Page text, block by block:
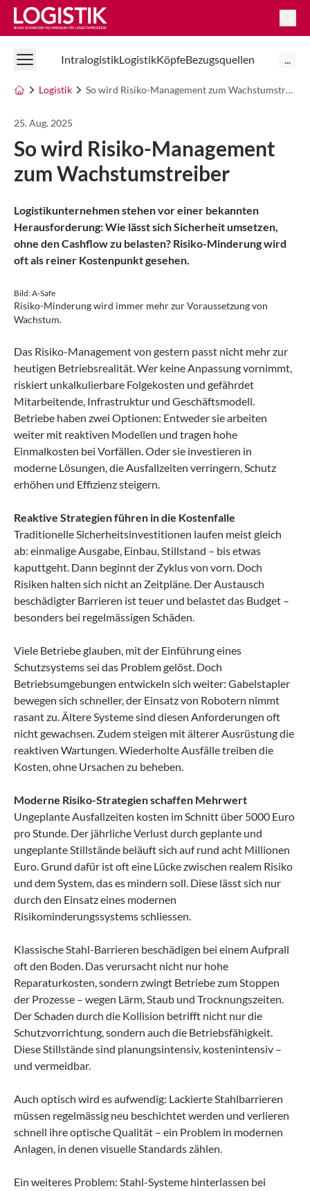
Logistik Online
IntralogistikLogistikKöpfeBezugsquellen ...
Logistik So wird Risiko-Management zum Wachstumstreiber
25. Aug. 2025
So wird Risiko-Management
zum Wachstumstreiber
Logistikunternehmen stehen vor einer bekannten
Herausforderung: Wie lässt sich Sicherheit umsetzen,
ohne den Cashflow zu belasten? Risiko-Minderung wird
oft als reiner Kostenpunkt gesehen.
Bild: A-Safe
Risiko-Minderung wird immer mehr zur Voraussetzung von
Wachstum.
Das Risiko-Management von gestern passt nicht mehr zur
heutigen Betriebsrealität. Wer keine Anpassung vornimmt,
riskiert unkalkulierbare Folgekosten und gefährdet
Mitarbeitende, Infrastruktur und Geschäftsmodell.
Betriebe haben zwei Optionen: Entweder sie arbeiten
weiter mit reaktiven Modellen und tragen hohe
Einmalkosten bei Vorfällen. Oder sie investieren in
moderne Lösungen, die Ausfallzeiten verringern, Schutz
erhöhen und Effizienz steigern.
Reaktive Strategien führen in die Kostenfalle
Traditionelle Sicherheitsinvestitionen laufen meist gleich
ab: einmalige Ausgabe, Einbau, Stillstand – bis etwas
kaputtgeht. Dann beginnt der Zyklus von vorn. Doch
Risiken halten sich nicht an Zeitpläne. Der Austausch
beschädigter Barrieren ist teuer und belastet das Budget –
besonders bei regelmässigen Schäden.
Viele Betriebe glauben, mit der Einführung eines
Schutzsystems sei das Problem gelöst. Doch
Betriebsumgebungen entwickeln sich weiter: Gabelstapler
bewegen sich schneller, der Einsatz von Robotern nimmt
rasant zu. Ältere Systeme sind diesen Anforderungen oft
nicht gewachsen. Zudem steigen mit älterer Ausrüstung die
reaktiven Wartungen. Wiederholte Ausfälle treiben die
Kosten, ohne Ursachen zu beheben.
Moderne Risiko-Strategien schaffen Mehrwert
Ungeplante Ausfallzeiten kosten im Schnitt über 5000 Euro
pro Stunde. Der jährliche Verlust durch geplante und
ungeplante Stillstände beläuft sich auf rund acht Millionen
Euro. Grund dafür ist oft eine Lücke zwischen realem Risiko
und dem System, das es mindern soll. Diese lässt sich nur
durch den Einsatz eines modernen
Risikominderungssystems schliessen.
Klassische Stahl-Barrieren beschädigen bei einem Aufprall
oft den Boden. Das verursacht nicht nur hohe
Reparaturkosten, sondern zwingt Betriebe zum Stoppen
der Prozesse – wegen Lärm, Staub und Trocknungszeiten.
Der Schaden durch die Kollision betrifft nicht nur die
Schutzvorrichtung, sondern auch die Betriebsfähigkeit.
Diese Stillstände sind planungsintensiv, kostenintensiv –
und vermeidbar.
Auch optisch wird es aufwendig: Lackierte Stahlbarrieren
müssen regelmässig neu beschichtet werden und verlieren
schnell ihre optische Qualität – ein Problem in modernen
Anlagen, in denen visuelle Standards zählen.
Ein weiteres Problem: Stahl-Systeme hinterlassen bei